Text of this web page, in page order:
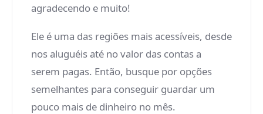
agradecendo e muito!
Ele é uma das regiões mais acessíveis, desde
nos aluguéis até no valor das contas a
serem pagas. Então, busque por opções
semelhantes para conseguir guardar um
pouco mais de dinheiro no mês.